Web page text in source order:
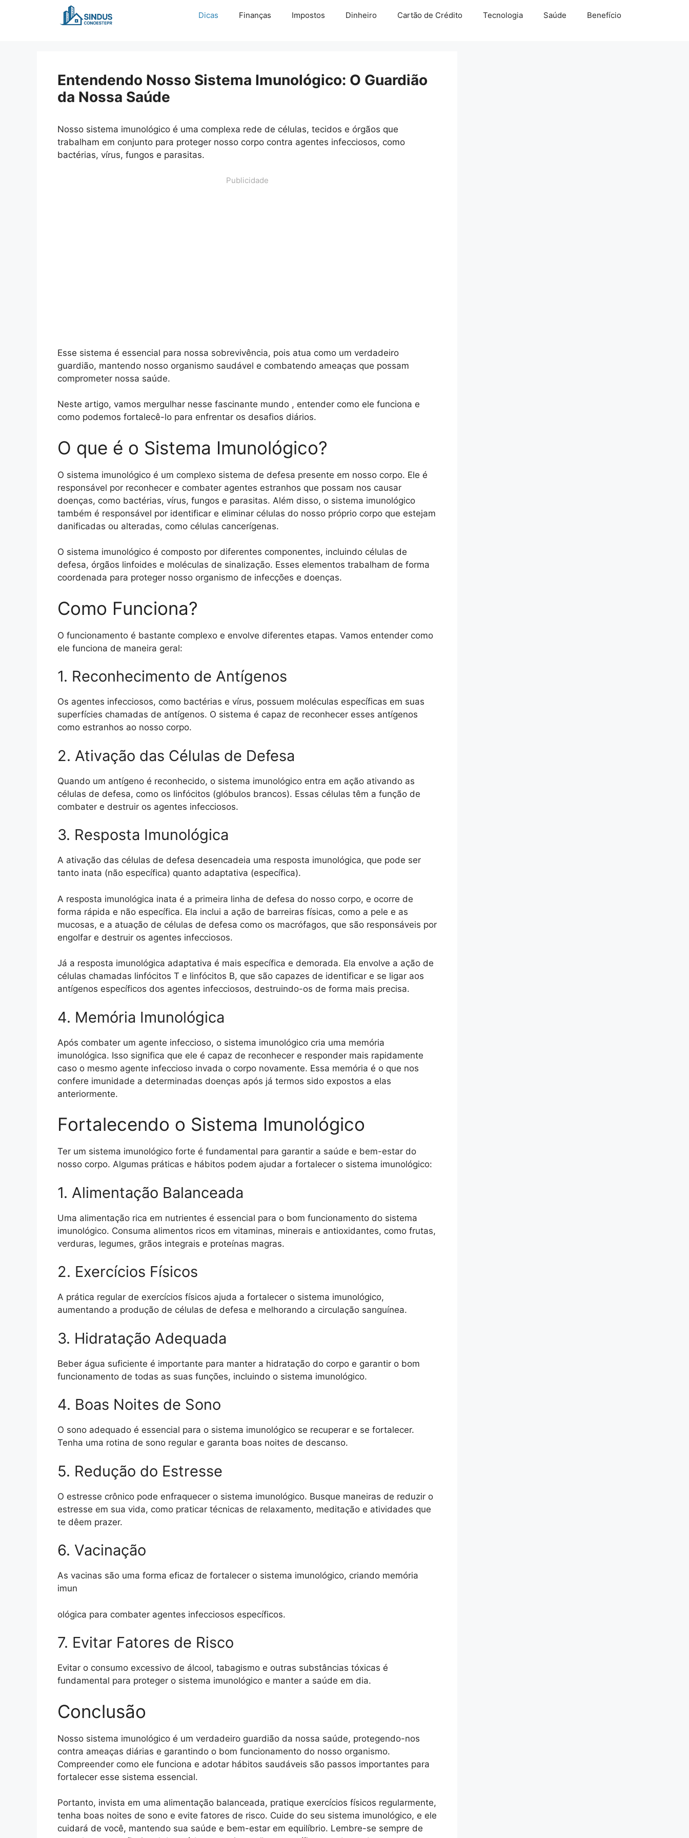
Dicas Finanças Impostos Dinheiro Cartão de Crédito Tecnologia Saúde Benefício
Entendendo Nosso Sistema Imunológico: O Guardião
da Nossa Saúde
Nosso sistema imunológico é uma complexa rede de células, tecidos e órgãos que
trabalham em conjunto para proteger nosso corpo contra agentes infecciosos, como
bactérias, vírus, fungos e parasitas.
Publicidade
Esse sistema é essencial para nossa sobrevivência, pois atua como um verdadeiro
guardião, mantendo nosso organismo saudável e combatendo ameaças que possam
comprometer nossa saúde.
Neste artigo, vamos mergulhar nesse fascinante mundo , entender como ele funciona e
como podemos fortalecê-lo para enfrentar os desafios diários.
O que é o Sistema Imunológico?
O sistema imunológico é um complexo sistema de defesa presente em nosso corpo. Ele é
responsável por reconhecer e combater agentes estranhos que possam nos causar
doenças, como bactérias, vírus, fungos e parasitas. Além disso, o sistema imunológico
também é responsável por identificar e eliminar células do nosso próprio corpo que estejam
danificadas ou alteradas, como células cancerígenas.
O sistema imunológico é composto por diferentes componentes, incluindo células de
defesa, órgãos linfoides e moléculas de sinalização. Esses elementos trabalham de forma
coordenada para proteger nosso organismo de infecções e doenças.
Como Funciona?
O funcionamento é bastante complexo e envolve diferentes etapas. Vamos entender como
ele funciona de maneira geral:
1. Reconhecimento de Antígenos
Os agentes infecciosos, como bactérias e vírus, possuem moléculas específicas em suas
superfícies chamadas de antígenos. O sistema é capaz de reconhecer esses antígenos
como estranhos ao nosso corpo.
2. Ativação das Células de Defesa
Quando um antígeno é reconhecido, o sistema imunológico entra em ação ativando as
células de defesa, como os linfócitos (glóbulos brancos). Essas células têm a função de
combater e destruir os agentes infecciosos.
3. Resposta Imunológica
A ativação das células de defesa desencadeia uma resposta imunológica, que pode ser
tanto inata (não específica) quanto adaptativa (específica).
A resposta imunológica inata é a primeira linha de defesa do nosso corpo, e ocorre de
forma rápida e não específica. Ela inclui a ação de barreiras físicas, como a pele e as
mucosas, e a atuação de células de defesa como os macrófagos, que são responsáveis por
engolfar e destruir os agentes infecciosos.
Já a resposta imunológica adaptativa é mais específica e demorada. Ela envolve a ação de
células chamadas linfócitos T e linfócitos B, que são capazes de identificar e se ligar aos
antígenos específicos dos agentes infecciosos, destruindo-os de forma mais precisa.
4. Memória Imunológica
Após combater um agente infeccioso, o sistema imunológico cria uma memória
imunológica. Isso significa que ele é capaz de reconhecer e responder mais rapidamente
caso o mesmo agente infeccioso invada o corpo novamente. Essa memória é o que nos
confere imunidade a determinadas doenças após já termos sido expostos a elas
anteriormente.
Fortalecendo o Sistema Imunológico
Ter um sistema imunológico forte é fundamental para garantir a saúde e bem-estar do
nosso corpo. Algumas práticas e hábitos podem ajudar a fortalecer o sistema imunológico:
1. Alimentação Balanceada
Uma alimentação rica em nutrientes é essencial para o bom funcionamento do sistema
imunológico. Consuma alimentos ricos em vitaminas, minerais e antioxidantes, como frutas,
verduras, legumes, grãos integrais e proteínas magras.
2. Exercícios Físicos
A prática regular de exercícios físicos ajuda a fortalecer o sistema imunológico,
aumentando a produção de células de defesa e melhorando a circulação sanguínea.
3. Hidratação Adequada
Beber água suficiente é importante para manter a hidratação do corpo e garantir o bom
funcionamento de todas as suas funções, incluindo o sistema imunológico.
4. Boas Noites de Sono
O sono adequado é essencial para o sistema imunológico se recuperar e se fortalecer.
Tenha uma rotina de sono regular e garanta boas noites de descanso.
5. Redução do Estresse
O estresse crônico pode enfraquecer o sistema imunológico. Busque maneiras de reduzir o
estresse em sua vida, como praticar técnicas de relaxamento, meditação e atividades que
te dêem prazer.
6. Vacinação
As vacinas são uma forma eficaz de fortalecer o sistema imunológico, criando memória
imun
ológica para combater agentes infecciosos específicos.
7. Evitar Fatores de Risco
Evitar o consumo excessivo de álcool, tabagismo e outras substâncias tóxicas é
fundamental para proteger o sistema imunológico e manter a saúde em dia.
Conclusão
Nosso sistema imunológico é um verdadeiro guardião da nossa saúde, protegendo-nos
contra ameaças diárias e garantindo o bom funcionamento do nosso organismo.
Compreender como ele funciona e adotar hábitos saudáveis são passos importantes para
fortalecer esse sistema essencial.
Portanto, invista em uma alimentação balanceada, pratique exercícios físicos regularmente,
tenha boas noites de sono e evite fatores de risco. Cuide do seu sistema imunológico, e ele
cuidará de você, mantendo sua saúde e bem-estar em equilíbrio. Lembre-se sempre de